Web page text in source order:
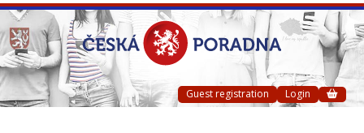
Guest registration Login